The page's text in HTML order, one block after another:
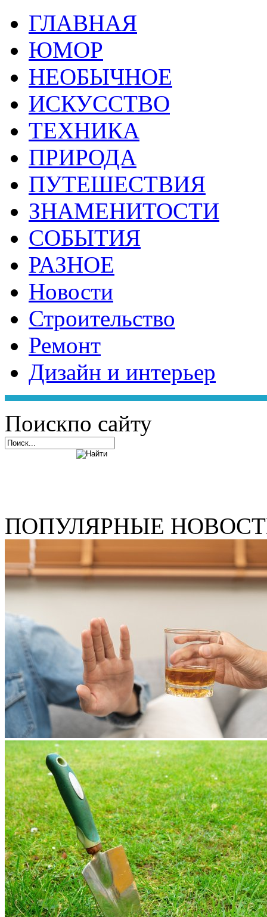
ГЛАВНАЯ
ЮМОР
НЕОБЫЧНОЕ
ИСКУССТВО
ТЕХНИКА
ПРИРОДА
ПУТЕШЕСТВИЯ
ЗНАМЕНИТОСТИ
СОБЫТИЯ
РАЗНОЕ
Новости
Строительство
Ремонт
Дизайн и интерьер
Поискпо сайту
ПОПУЛЯРНЫЕ